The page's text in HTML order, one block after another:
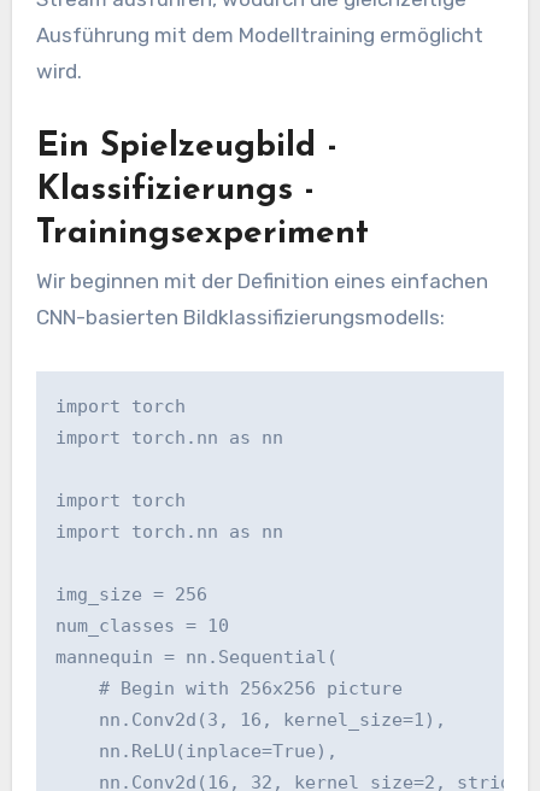
Ausführung mit dem Modelltraining ermöglicht
wird.
Ein Spielzeugbild -
Klassifizierungs -
Trainingsexperiment
Wir beginnen mit der Definition eines einfachen
CNN-basierten Bildklassifizierungsmodells:
import torch
import torch.nn as nn
import torch
import torch.nn as nn
img_size = 256
num_classes = 10
mannequin = nn.Sequential(
    # Begin with 256x256 picture
    nn.Conv2d(3, 16, kernel_size=1),
    nn.ReLU(inplace=True),
nn.Conv2d(16, 32, kernel_size=2,